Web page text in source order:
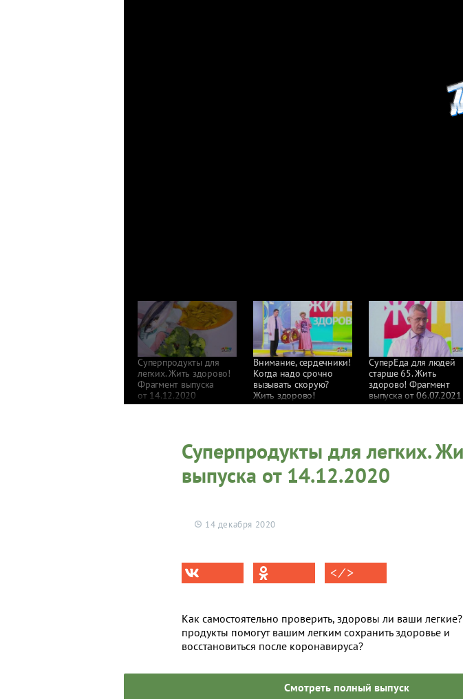
Суперпродукты для
легких. Жить здорово!
Фрагмент выпуска
от 14.12.2020
Внимание, сердечники!
Когда надо срочно
вызывать скорую?
Жить здорово!
Фрагмент выпуска
СуперЕда для людей
старше 65. Жить
здорово! Фрагмент
выпуска от 06.07.2021
Суперпродукты для легких.
выпуска от 14.12.2020
14 декабря 2020
< ⁄ >
Как самостоятельно проверить, здоровы ли ваши
продукты помогут вашим легким сохранить здоровье и
восстановиться после коронавируса?
Смотреть полный выпуск